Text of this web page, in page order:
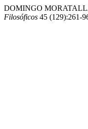
DOMINGO
Filosóficos 45 (129):261-